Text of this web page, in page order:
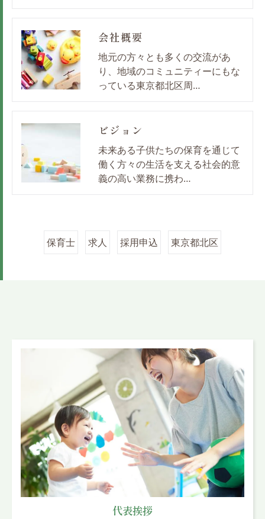
会社概要
地元の方々とも多くの交流があ
り、地域のコミュニティーにもな
っている東京都北区周…
ビジョン
未来ある子供たちの保育を通じて
働く方々の生活を支える社会的意
義の高い業務に携わ…
保育士 求人 採用申込 東京都北区
代表挨拶